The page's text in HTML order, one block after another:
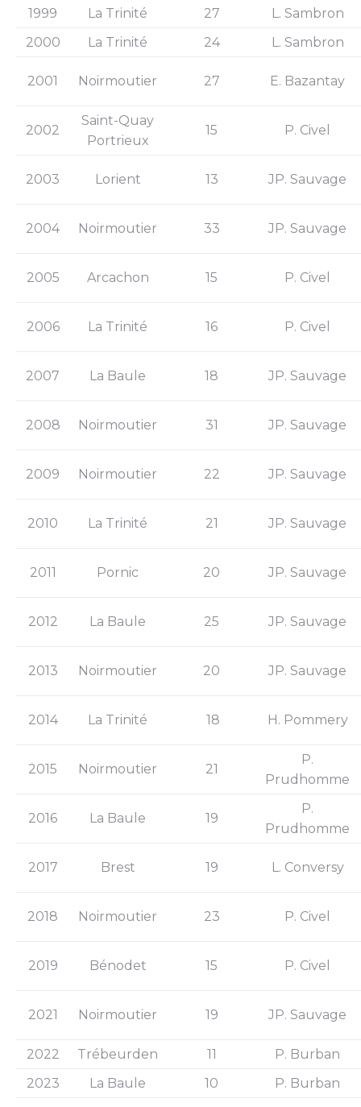
1999 La Trinité 27
L. Sambron
2000
La Trinité 24 L. Sambron
2001 Noirmoutier 27 E. Bazantay
2002
Saint-Quay
Portrieux
15 P. Civel
2003 Lorient 13 JP. Sauvage
2004 Noirmoutier 33 JP. Sauvage
2005 Arcachon 15 P. Civel
2006 La Trinité 16 P. Civel
2007 La Baule 18 JP. Sauvage
2008 Noirmoutier 31 JP. Sauvage
2009 Noirmoutier 22 JP. Sauvage
2010 La Trinité 21 JP. Sauvage
2011 Pornic 20 JP. Sauvage
2012 La Baule 25 JP. Sauvage
2013 Noirmoutier 20 JP. Sauvage
2014 La Trinité 18 H. Pommery
2015 Noirmoutier 21
P.
Prudhomme
2016 La Baule 19
P.
Prudhomme
2017 Brest 19 L. Conversy
2018 Noirmoutier 23 P. Civel
2019 Bénodet 15 P. Civel
2021 Noirmoutier 19 JP. Sauvage
2022 Trébeurden 11
P. Burban
2023
La Baule 10 P. Burban